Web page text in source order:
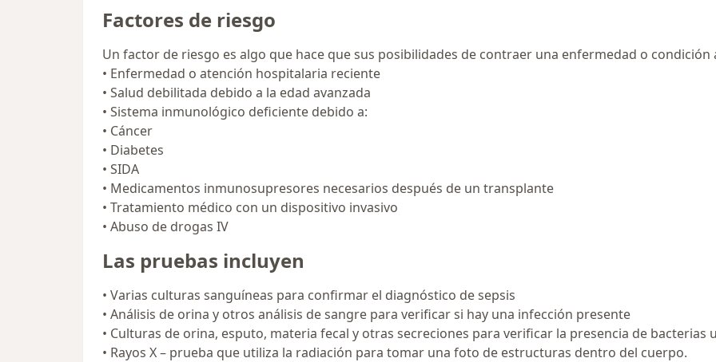
Factores de riesgo
Un factor de riesgo es algo que hace que sus posibilidades de contraer una enfermedad o condición
• Enfermedad o atención hospitalaria reciente
• Salud debilitada debido a la edad avanzada
• Sistema inmunológico deficiente debido a:
• Cáncer
• Diabetes
• SIDA
• Medicamentos inmunosupresores necesarios después de un transplante
• Tratamiento médico con un dispositivo invasivo
• Abuso de drogas IV
Las pruebas incluyen
• Varias culturas sanguíneas para confirmar el diagnóstico de sepsis
• Análisis de orina y otros análisis de sangre para verificar si hay una infección presente
• Culturas de orina, esputo, materia fecal y otras secreciones para verificar la presencia de bacterias
• Rayos X – prueba que utiliza la radiación para tomar una foto de estructuras dentro del cuerpo.